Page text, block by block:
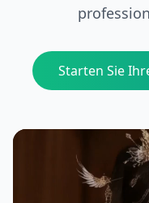
Starten Sie